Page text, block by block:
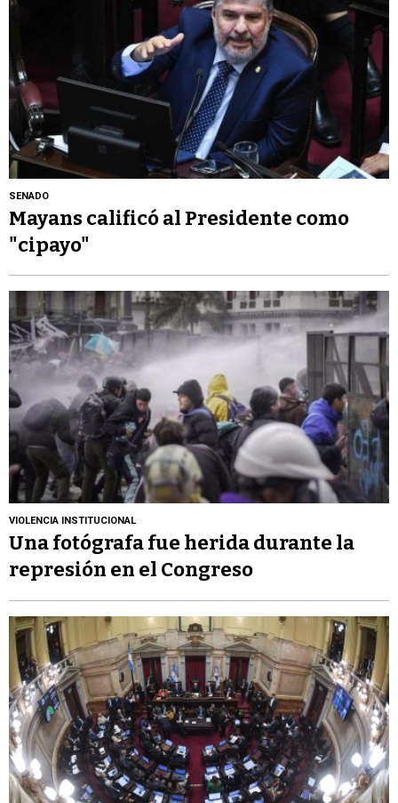
SENADO
Mayans calificó al Presidente como
"cipayo"
VIOLENCIA INSTITUCIONAL
Una fotógrafa fue herida durante la
represión en el Congreso